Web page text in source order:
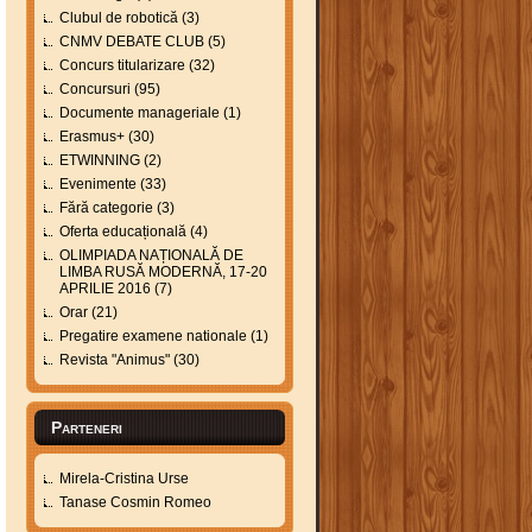
Clubul de robotică (3)
CNMV DEBATE CLUB (5)
Concurs titularizare (32)
Concursuri (95)
Documente manageriale (1)
Erasmus+ (30)
ETWINNING (2)
Evenimente (33)
Fără categorie (3)
Oferta educațională (4)
OLIMPIADA NAȚIONALĂ DE
LIMBA RUSĂ MODERNĂ, 17-20
APRILIE 2016 (7)
Orar (21)
Pregatire examene nationale (1)
Revista "Animus" (30)
Parteneri
Mirela-Cristina Urse
Tanase Cosmin Romeo